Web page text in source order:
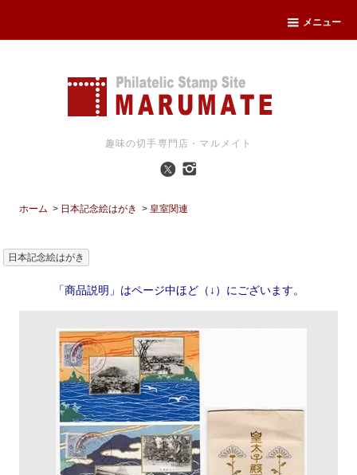
メニュー
趣味の切手専門店・マルメイト
ホーム > 日本記念絵はがき > 皇室関連
日本記念絵はがき
「商品説明」はページ中ほど（↓）にございます。